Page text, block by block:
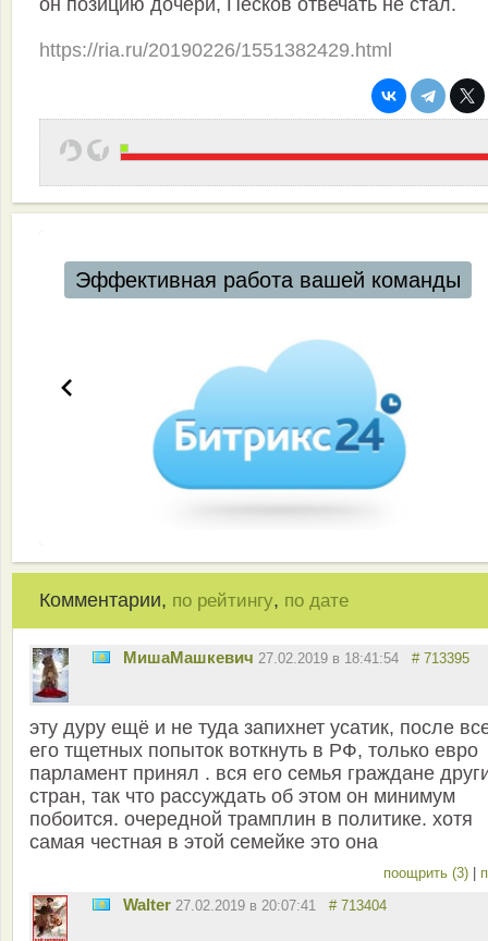
он позицию дочери, Песков отвечать не стал.
https://ria.ru/20190226/1551382429.html
Автоматизация ресторанов и кафе
Комментарии, по рейтингу, по дате
MишаМашкевич 27.02.2019 в 18:41:54 # 713395
эту дуру ещё и не туда запихнет усатик, после
его тщетных попыток воткнуть в РФ, только евро
парламент принял . вся его семья граждане
стран, так что рассуждать об этом он минимум
побоится. очередной трамплин в политике. хотя
самая честная в этой семейке это она
поощрить (3)
Walter 27.02.2019 в 20:07:41 # 713404